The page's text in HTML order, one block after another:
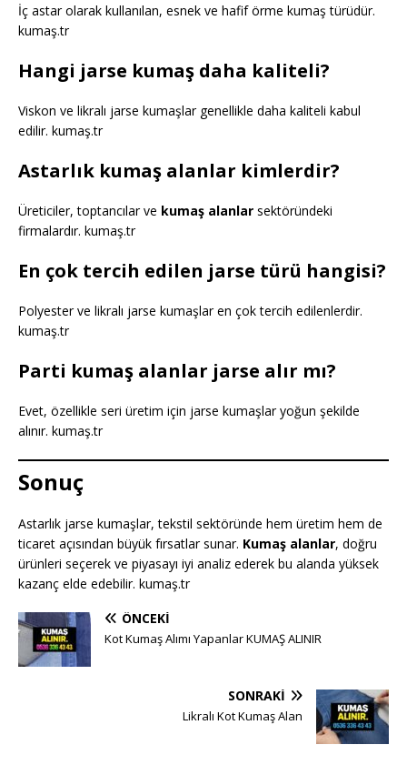
İç astar olarak kullanılan, esnek ve hafif örme kumaş türüdür.
kumaş.tr
Hangi jarse kumaş daha kaliteli?
Viskon ve likralı jarse kumaşlar genellikle daha kaliteli kabul
edilir. kumaş.tr
Astarlık kumaş alanlar kimlerdir?
Üreticiler, toptancılar ve kumaş alanlar sektöründeki
firmalardır. kumaş.tr
En çok tercih edilen jarse türü hangisi?
Polyester ve likralı jarse kumaşlar en çok tercih edilenlerdir.
kumaş.tr
Parti kumaş alanlar jarse alır mı?
Evet, özellikle seri üretim için jarse kumaşlar yoğun şekilde
alınır. kumaş.tr
Sonuç
Astarlık jarse kumaşlar, tekstil sektöründe hem üretim hem de
ticaret açısından büyük fırsatlar sunar. Kumaş alanlar, doğru
ürünleri seçerek ve piyasayı iyi analiz ederek bu alanda yüksek
kazanç elde edebilir. kumaş.tr
ÖNCEKI
Kot Kumaş Alımı Yapanlar KUMAŞ ALINIR
SONRAKI
Likralı Kot Kumaş Alan